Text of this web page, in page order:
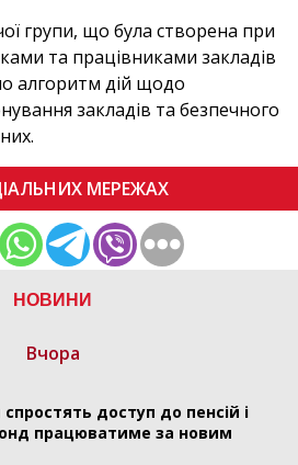
НОВИНИ
Вчора
доступ до пенсій і
працюватиме за новим
групи, що була створена при
та працівниками закладів
алгоритм дій щодо
закладів та безпечного
МЕРЕЖАХ